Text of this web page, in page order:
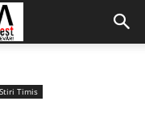
Stiri Timis